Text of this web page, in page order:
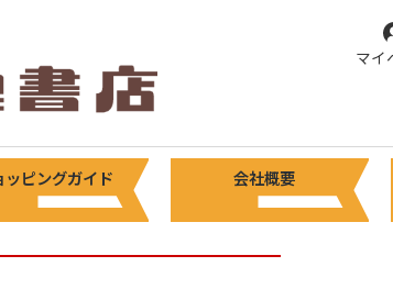
マイ
ッピングガイド 会社概要